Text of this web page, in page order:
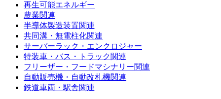
再生可能エネルギー
農業関連
半導体製造装置関連
共同溝・無電柱化関連
サーバーラック・エンクロジャー
特装車・バス・トラック関連
フリーザー・フードマシナリー関連
自動販売機・自動改札機関連
鉄道車両・駅舎関連